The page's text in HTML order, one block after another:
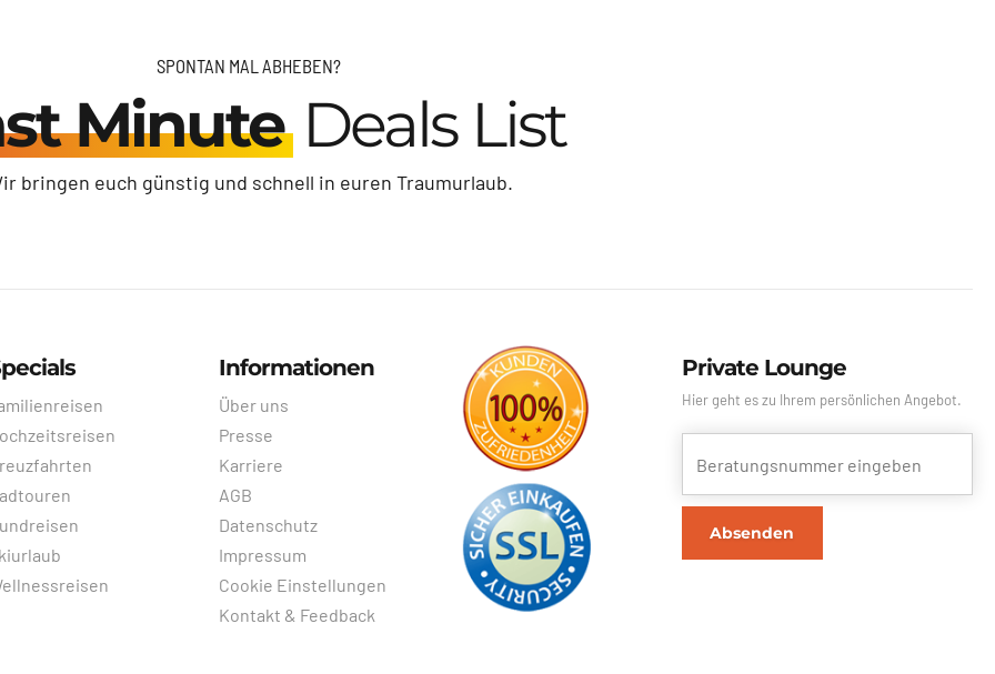
SPONTAN MAL ABHEBEN?
MinuteDeals List
bringen euch günstig und schnell in euren Traumurlaub.
Informationen
Über uns
Presse
Karriere
AGB
Datenschutz
Impressum
Cookie Einstellungen
Kontakt & Feedback
Private Lounge
Hier geht es zu Ihrem persönlichen Angebot.
Absenden